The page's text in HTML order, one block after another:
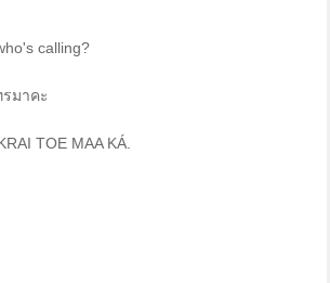
calling?
มาคะ
TOE MAA KÁ.